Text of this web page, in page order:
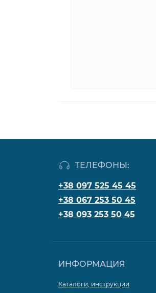
ТЕЛЕФОНЫ:
+38 097 525 45 45
+38 067 253 50 45
+38 093 253 50 45
ИНФОРМАЦИЯ
Каталоги, инструкции